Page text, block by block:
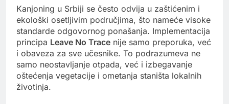
Kanjoning u Srbiji se često odvija u zaštićenim i
ekološki osetljivim područjima, što nameće visoke
standarde odgovornog ponašanja. Implementacija
principa Leave No Trace nije samo preporuka, već
i obaveza za sve učesnike. To podrazumeva ne
samo neostavljanje otpada, već i izbegavanje
oštećenja vegetacije i ometanja staništa lokalnih
životinja.